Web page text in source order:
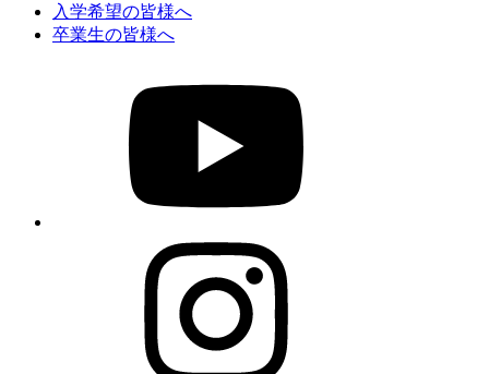
入学希望の皆様へ
卒業生の皆様へ